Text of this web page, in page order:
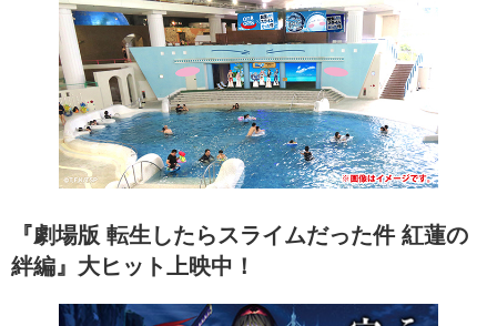
『劇場版 転生したらスライムだった件 紅蓮の
絆編』大ヒット上映中！